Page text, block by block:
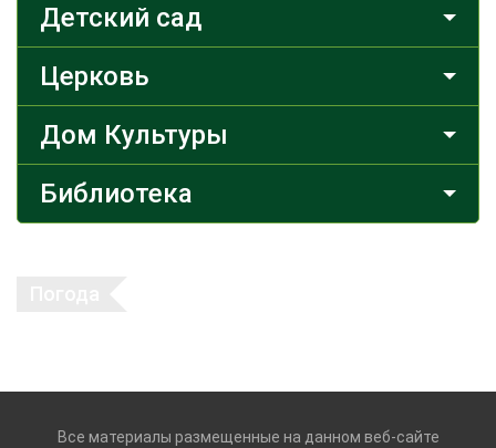
Детский сад
Церковь
Дом Культуры
Библиотека
Все материалы размещенные на данном веб-сайте